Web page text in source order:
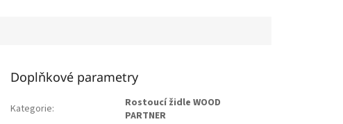
Doplňkové parametry
Kategorie:
Rostoucí židle WOOD
PARTNER